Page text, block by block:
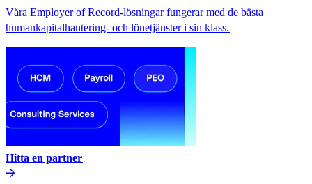
Våra Employer of Record-lösningar fungerar med de bästa
humankapitalhantering- och lönetjänster i sin klass.​​
Hitta en partner​​